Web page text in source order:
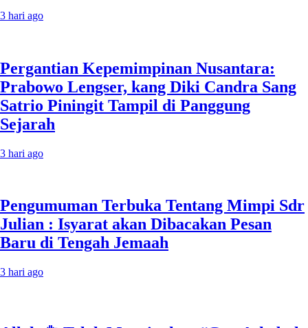
3 hari ago
Pergantian Kepemimpinan Nusantara:
Prabowo Lengser, kang Diki Candra Sang
Satrio Piningit Tampil di Panggung
Sejarah
3 hari ago
Pengumuman Terbuka Tentang Mimpi Sdr
Julian : Isyarat akan Dibacakan Pesan
Baru di Tengah Jemaah
3 hari ago